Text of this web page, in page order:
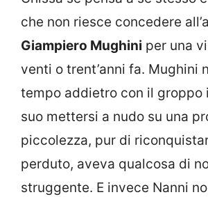
che non riesce concedere
Giampiero Mughini per una
venti o trent’anni fa. Mughini
tempo addietro con il groppo
suo mettersi a nudo su una
piccolezza, pur di
perduto, aveva qualcosa di
struggente. E invece Nanni